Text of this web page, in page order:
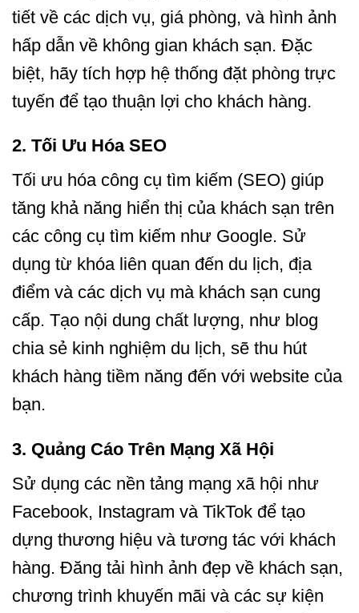
tiết về các dịch vụ, giá phòng, và hình ảnh
hấp dẫn về không gian khách sạn. Đặc
biệt, hãy tích hợp hệ thống đặt phòng trực
tuyến để tạo thuận lợi cho khách hàng.
2. Tối Ưu Hóa SEO
Tối ưu hóa công cụ tìm kiếm (SEO) giúp
tăng khả năng hiển thị của khách sạn trên
các công cụ tìm kiếm như Google. Sử
dụng từ khóa liên quan đến du lịch, địa
điểm và các dịch vụ mà khách sạn cung
cấp. Tạo nội dung chất lượng, như blog
chia sẻ kinh nghiệm du lịch, sẽ thu hút
khách hàng tiềm năng đến với website của
bạn.
3. Quảng Cáo Trên Mạng Xã Hội
Sử dụng các nền tảng mạng xã hội như
Facebook, Instagram và TikTok để tạo
dựng thương hiệu và tương tác với khách
hàng. Đăng tải hình ảnh đẹp về khách sạn,
chương trình khuyến mãi và các sự kiện